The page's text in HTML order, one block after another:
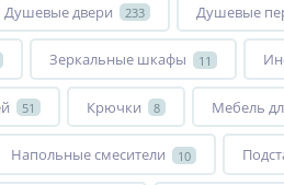
Душевые двери 233 Душевые
Зеркальные шкафы 11
51 Крючки 8 Мебель
Напольные смесители 10